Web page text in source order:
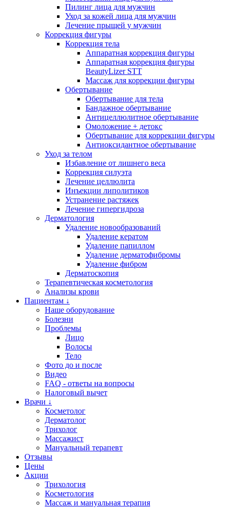
Пилинг лица для мужчин
Уход за кожей лица для мужчин
Лечение прыщей у мужчин
Коррекция фигуры
Коррекция тела
Аппаратная коррекция фигуры
Аппаратная коррекция фигуры
BeautyLizer STT
Массаж для коррекции фигуры
Обертывание
Обертывание для тела
Бандажное обертывание
Антицеллюлитное обертывание
Омоложение + детокс
Обертывание для коррекции фигуры
Антиоксидантное обертывание
Уход за телом
Избавление от лишнего веса
Коррекция силуэта
Лечение целлюлита
Инъекции липолитиков
Устранение растяжек
Лечение гипергидроза
Дерматология
Удаление новообразований
Удаление кератом
Удаление папиллом
Удаление дерматофибромы
Удаление фибром
Дерматоскопия
Терапевтическая косметология
Анализы крови
Пациентам ↓
Наше оборудование
Болезни
Проблемы
Лицо
Волосы
Тело
Фото до и после
Видео
FAQ - ответы на вопросы
Налоговый вычет
Врачи ↓
Косметолог
Дерматолог
Трихолог
Массажист
Мануальный терапевт
Отзывы
Цены
Акции
Трихология
Косметология
Массаж и мануальная терапия